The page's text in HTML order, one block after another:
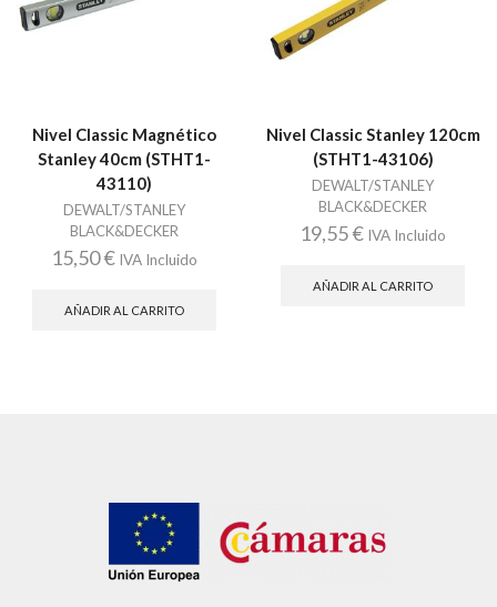
Nivel Classic Magnético
Stanley 40cm (STHT1-
43110)
DEWALT/STANLEY
BLACK&DECKER
15,50€ IVA Incluido
AÑADIR AL CARRITO
Nivel Classic Stanley 120cm
(STHT1-43106)
DEWALT/STANLEY
BLACK&DECKER
19,55€ IVA Incluido
AÑADIR AL CARRITO